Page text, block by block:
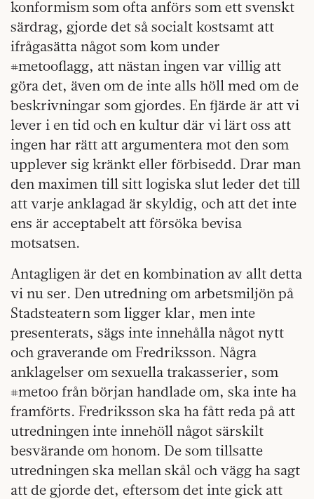
konformism som ofta anförs som ett svenskt
särdrag, gjorde det så socialt kostsamt att
ifrågasätta något som kom under
#metooflagg, att nästan ingen var villig att
göra det, även om de inte alls höll med om de
beskrivningar som gjordes. En fjärde är att vi
lever i en tid och en kultur där vi lärt oss att
ingen har rätt att argumentera mot den som
upplever sig kränkt eller förbisedd. Drar man
den maximen till sitt logiska slut leder det till
att varje anklagad är skyldig, och att det inte
ens är acceptabelt att försöka bevisa
motsatsen.
Antagligen är det en kombination av allt detta
vi nu ser. Den utredning om arbetsmiljön på
Stadsteatern som ligger klar, men inte
presenterats, sägs inte innehålla något nytt
och graverande om Fredriksson. Några
anklagelser om sexuella trakasserier, som
#metoo från början handlade om, ska inte ha
framförts. Fredriksson ska ha fått reda på att
utredningen inte innehöll något särskilt
besvärande om honom. De som tillsatte
utredningen ska mellan skål och vägg ha sagt
att de gjorde det, eftersom det inte gick att